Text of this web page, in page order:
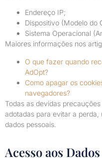
Endereço IP;
Dispositivo (Modelo do
Sistema Operacional
Maiores informações nos
O que fazer quando
AdOpt?
Como apagar os
navegadores?
Todas as devidas
adotadas para evitar a
dados pessoais.
Acesso aos Dados